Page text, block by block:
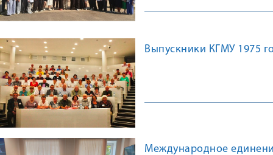
Выпускники КГМУ 1975
Международное